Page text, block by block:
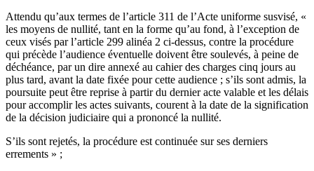
Attendu qu’aux termes de l’article 311 de l’Acte uniforme susvisé, «
les moyens de nullité, tant en la forme qu’au fond, à l’exception de
ceux visés par l’article 299 alinéa 2 ci-dessus, contre la procédure
qui précède l’audience éventuelle doivent être soulevés, à peine de
déchéance, par un dire annexé au cahier des charges cinq jours au
plus tard, avant la date fixée pour cette audience ; s’ils sont admis, la
poursuite peut être reprise à partir du dernier acte valable et les délais
pour accomplir les actes suivants, courent à la date de la signification
de la décision judiciaire qui a prononcé la nullité.
S’ils sont rejetés, la procédure est continuée sur ses derniers
errements » ;